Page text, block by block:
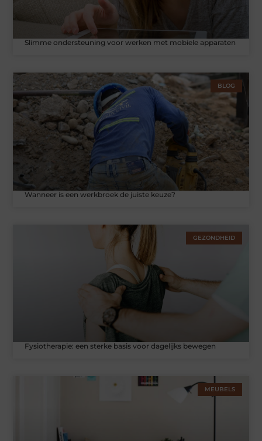
Slimme ondersteuning voor werken met mobiele apparaten
BLOG
Wanneer is een werkbroek de juiste keuze?
GEZONDHEID
Fysiotherapie: een sterke basis voor dagelijks bewegen
MEUBELS